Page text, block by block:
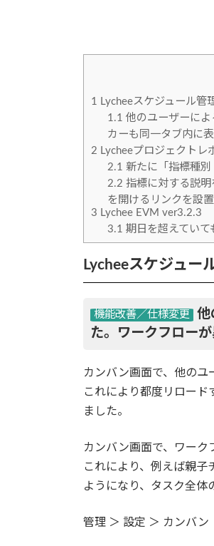
1
Lycheeスケジュール
1.1 他のユーザーに
カーも同一タブ内に
2 Lycheeプロジェクトレ
2.1 新たに「指標種別
2.2 指標に対する説
を開けるリンクを設置
3 Lychee EVM ver3.2.3
3.1 期日を超えていて
Lycheeスケジュー
他
た。ワークフロー
カンバン画面で、他のユ
これにより都度リロード
ました。
カンバン画面で、ワーク
これにより、例えば親
ようになり、タスク全体
管理 ＞ 設定 ＞ カンバ